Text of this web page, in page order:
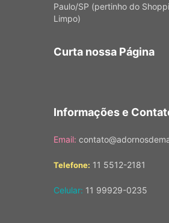
Paulo/SP (pertinho do
Limpo)
Curta nossa Página
Informações e
Email:
Telefone: 11 5512-2181
Celular: 11 99929-0235